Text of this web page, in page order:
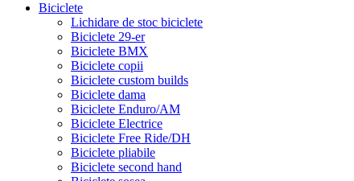
Biciclete
Lichidare de stoc biciclete
Biciclete 29-er
Biciclete BMX
Biciclete copii
Biciclete custom builds
Biciclete dama
Biciclete Enduro/AM
Biciclete Electrice
Biciclete Free Ride/DH
Biciclete pliabile
Biciclete second hand